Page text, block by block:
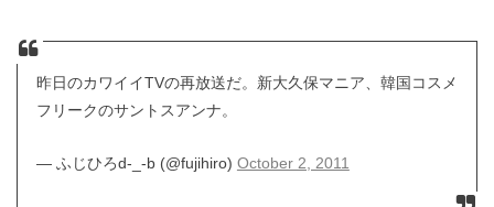
昨日のカワイイTVの再放送だ。新大久保マニア、韓国コスメ
フリークのサントスアンナ。
— ふじひろd-_-b (@fujihiro) October 2, 2011